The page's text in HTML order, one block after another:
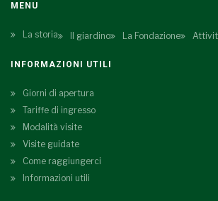
MENU
La storia Il giardino La Fondazione
INFORMAZIONI UTILI
Giorni di apertura
Tariffe di ingresso
Modalità visite
Visite guidate
Come raggiungerci
Informazioni utili